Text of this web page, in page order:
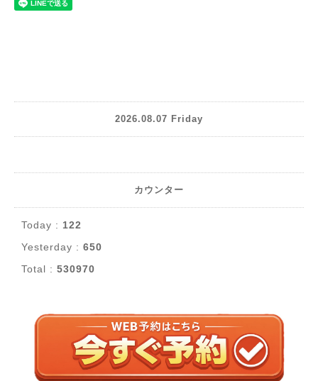
2026.08.07 Friday
カウンター
Today : 122
Yesterday : 650
Total : 530970